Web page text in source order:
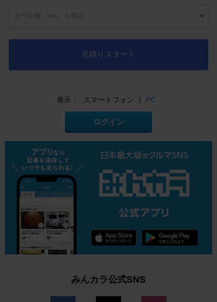
見積りスタート
表示： スマートフォン | PC
ログイン
みんカラ公式SNS